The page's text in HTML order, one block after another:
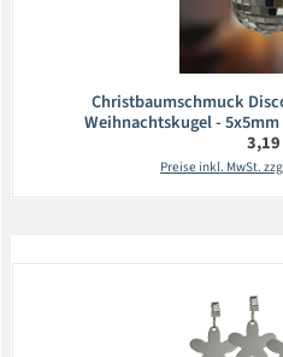
Christbaumschmuck
Weihnachtskugel -
Preise inkl. MwSt.